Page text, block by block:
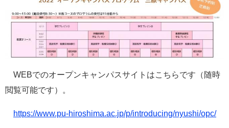
WEBでのオープンキャンパスサイトはこちらです（随時
閲覧可能です）。
https://www.pu-hiroshima.ac.jp/p/introducing/nyushi/opc/